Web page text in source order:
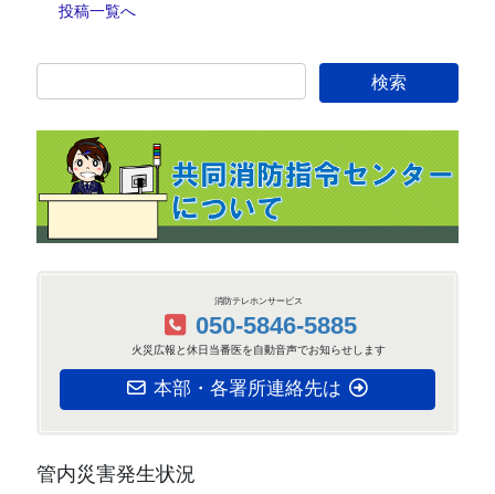
投稿一覧へ
消防テレホンサービス
050-5846-5885
火災広報と休日当番医を自動音声でお知らせします
本部・各署所連絡先は
管内災害発生状況